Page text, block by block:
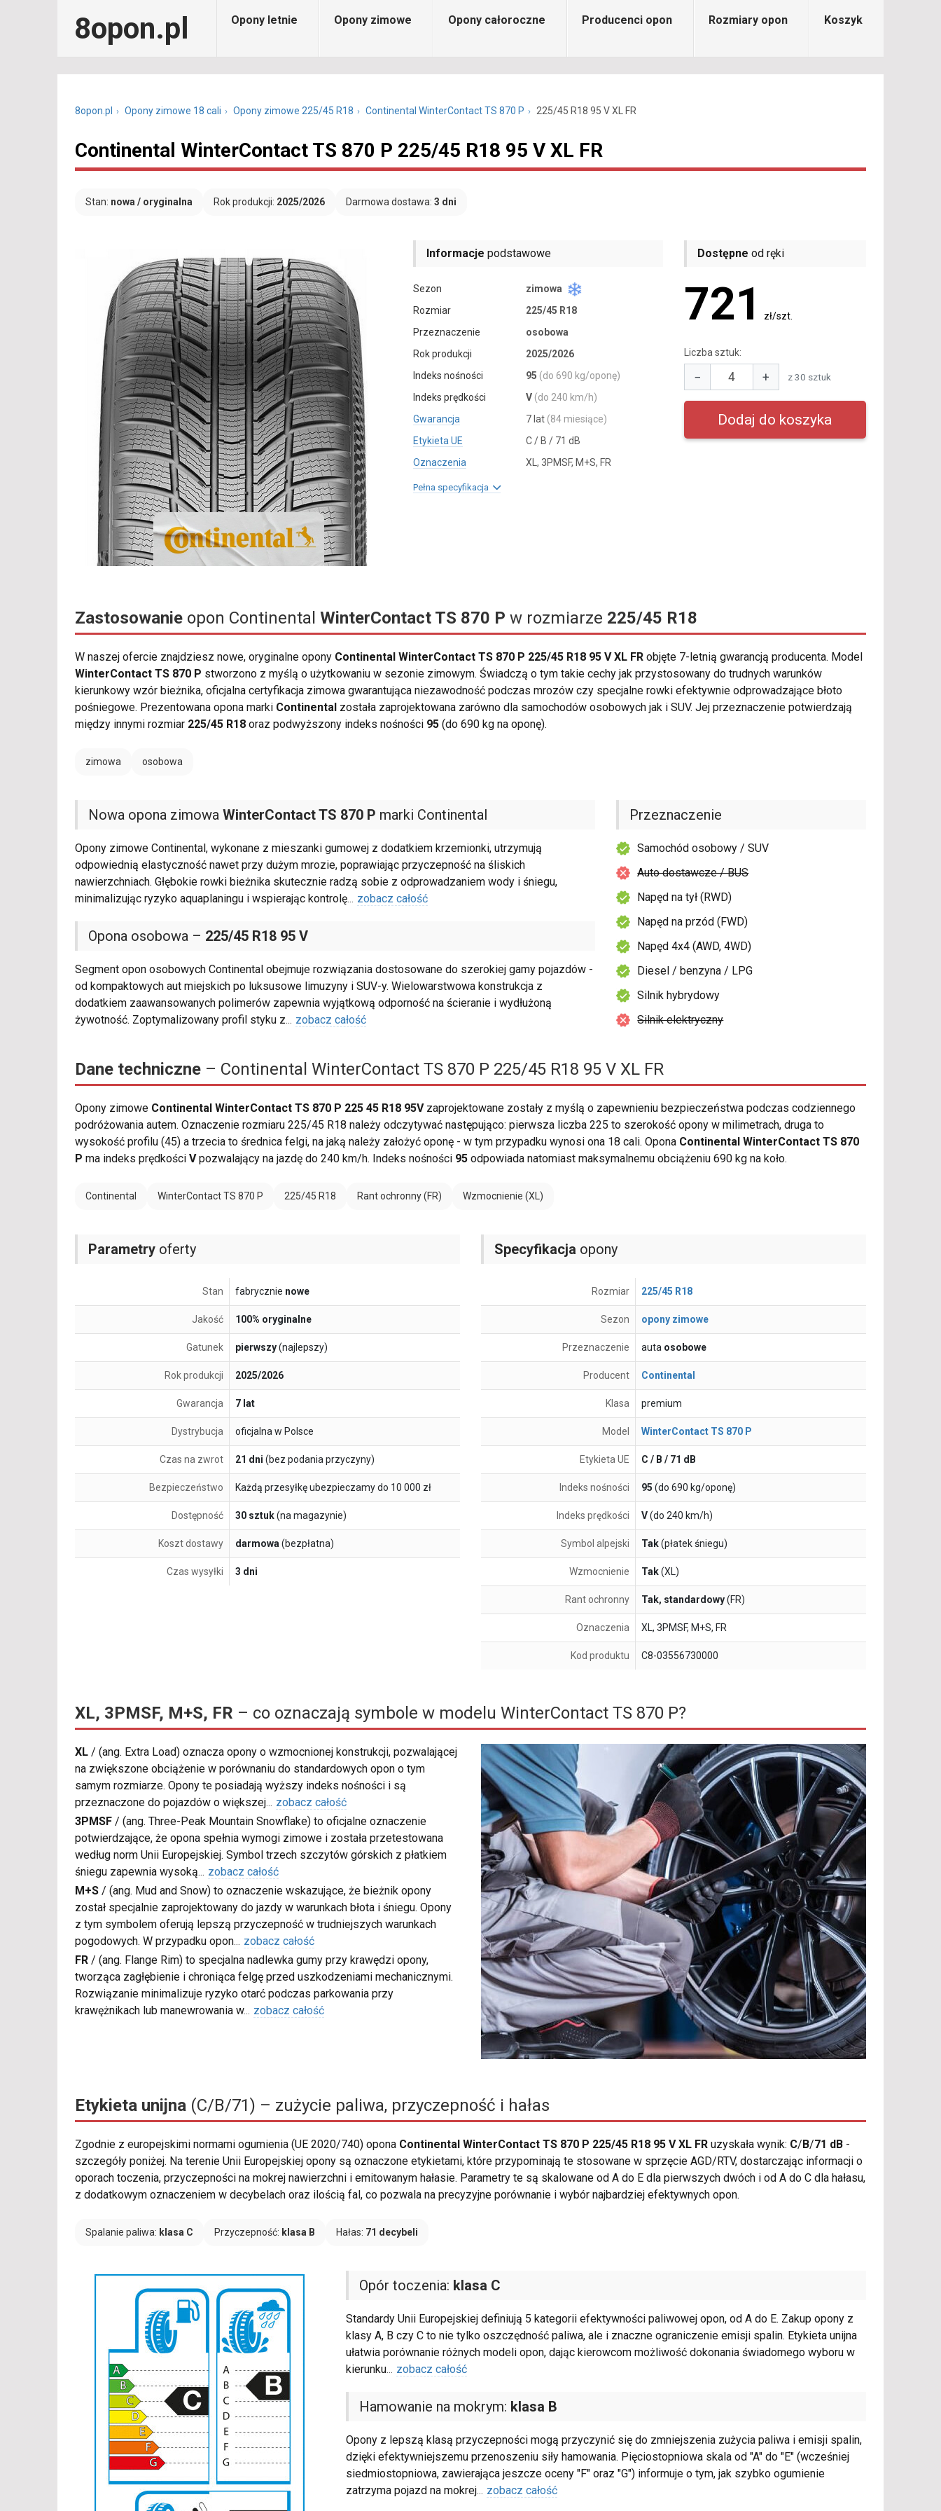
8opon.pl Opony letnie Opony zimowe Opony całoroczne Producenci opon Rozmiary opon Koszyk
8opon.pl Opony zimowe 18 cali Opony zimowe 225/45 R18 Continental WinterContact TS 870 P 225/45 R18 95 V XL FR
Continental WinterContact TS 870 P 225/45 R18 95 V XL FR
Stan: nowa / oryginalna Rok produkcji: 2025/2026 Darmowa dostawa: 3 dni
Informacje podstawowe
Sezon
zimowa
Rozmiar
225/45 R18
Przeznaczenie
osobowa
Rok produkcji
2025/2026
Indeks nośności
95 (do 690 kg/oponę)
Indeks prędkości
V (do 240 km/h)
Gwarancja
7 lat (84 miesiące)
Etykieta UE
C / B / 71 dB
Oznaczenia
XL, 3PMSF, M+S, FR
Pełna specyfikacja
Dostępne od ręki
721 zł/szt.
Liczba sztuk:
− + z 30 sztuk
Zastosowanie opon Continental WinterContact TS 870 P w rozmiarze 225/45 R18
W naszej ofercie znajdziesz nowe, oryginalne opony Continental WinterContact TS 870 P 225/45 R18 95 V XL FR objęte 7-letnią gwarancją producenta. Model
WinterContact TS 870 P stworzono z myślą o użytkowaniu w sezonie zimowym. Świadczą o tym takie cechy jak przystosowany do trudnych warunków
kierunkowy wzór bieżnika, oficjalna certyfikacja zimowa gwarantująca niezawodność podczas mrozów czy specjalne rowki efektywnie odprowadzające błoto
pośniegowe. Prezentowana opona marki Continental została zaprojektowana zarówno dla samochodów osobowych jak i SUV. Jej przeznaczenie potwierdzają
między innymi rozmiar 225/45 R18 oraz podwyższony indeks nośności 95 (do 690 kg na oponę).
zimowa osobowa
Nowa opona zimowa WinterContact TS 870 P marki Continental
Opony zimowe Continental, wykonane z mieszanki gumowej z dodatkiem krzemionki, utrzymują
odpowiednią elastyczność nawet przy dużym mrozie, poprawiając przyczepność na śliskich
nawierzchniach. Głębokie rowki bieżnika skutecznie radzą sobie z odprowadzaniem wody i śniegu,
minimalizując ryzyko aquaplaningu i wspierając kontrolę... zobacz całość
Opona osobowa – 225/45 R18 95 V
Segment opon osobowych Continental obejmuje rozwiązania dostosowane do szerokiej gamy pojazdów -
od kompaktowych aut miejskich po luksusowe limuzyny i SUV-y. Wielowarstwowa konstrukcja z
dodatkiem zaawansowanych polimerów zapewnia wyjątkową odporność na ścieranie i wydłużoną
żywotność. Zoptymalizowany profil styku z... zobacz całość
Przeznaczenie
Samochód osobowy / SUV
Auto dostawcze / BUS
Napęd na tył (RWD)
Napęd na przód (FWD)
Napęd 4x4 (AWD, 4WD)
Diesel / benzyna / LPG
Silnik hybrydowy
Silnik elektryczny
Dane techniczne – Continental WinterContact TS 870 P 225/45 R18 95 V XL FR
Opony zimowe Continental WinterContact TS 870 P 225 45 R18 95Vzaprojektowane zostały z myślą o zapewnieniu bezpieczeństwa podczas codziennego
podróżowania autem. Oznaczenie rozmiaru 225/45 R18 należy odczytywać następująco: pierwsza liczba 225 to szerokość opony w milimetrach, druga to
wysokość profilu (45) a trzecia to średnica felgi, na jaką należy założyć oponę - w tym przypadku wynosi ona 18 cali. Opona Continental WinterContact TS 870
P ma indeks prędkości Vpozwalający na jazdę do 240 km/h. Indeks nośności 95 odpowiada natomiast maksymalnemu obciążeniu 690 kg na koło.
Continental WinterContact TS 870 P 225/45 R18 Rant ochronny (FR) Wzmocnienie (XL)
Parametry oferty
Stan fabrycznie nowe
Jakość 100% oryginalne
Gatunek pierwszy(najlepszy)
Rok produkcji 2025/2026
Gwarancja 7 lat
Dystrybucja oficjalna w Polsce
Czas na zwrot 21 dni (bez podania przyczyny)
Bezpieczeństwo Każdą przesyłkę ubezpieczamy do 10 000 zł
Dostępność 30 sztuk(na magazynie)
Koszt dostawy darmowa(bezpłatna)
Czas wysyłki 3 dni
Specyfikacja opony
Rozmiar 225/45 R18
Sezon opony zimowe
Przeznaczenie auta osobowe
Producent Continental
Klasa premium
Model WinterContact TS 870 P
Etykieta UE C / B / 71 dB
Indeks nośności 95 (do 690 kg/oponę)
Indeks prędkości V(do 240 km/h)
Symbol alpejski Tak(płatek śniegu)
Wzmocnienie Tak(XL)
Rant ochronny Tak, standardowy(FR)
Oznaczenia XL, 3PMSF, M+S, FR
Kod produktu C8-03556730000
XL, 3PMSF, M+S, FR – co oznaczają symbole w modelu WinterContact TS 870 P?
XL / (ang. Extra Load) oznacza opony o wzmocnionej konstrukcji, pozwalającej
na zwiększone obciążenie w porównaniu do standardowych opon o tym
samym rozmiarze. Opony te posiadają wyższy indeks nośności i są
przeznaczone do pojazdów o większej... zobacz całość
3PMSF / (ang. Three-Peak Mountain Snowflake) to oficjalne oznaczenie
potwierdzające, że opona spełnia wymogi zimowe i została przetestowana
według norm Unii Europejskiej. Symbol trzech szczytów górskich z płatkiem
śniegu zapewnia wysoką... zobacz całość
M+S / (ang. Mud and Snow) to oznaczenie wskazujące, że bieżnik opony
został specjalnie zaprojektowany do jazdy w warunkach błota i śniegu. Opony
z tym symbolem oferują lepszą przyczepność w trudniejszych warunkach
pogodowych. W przypadku opon... zobacz całość
FR / (ang. Flange Rim) to specjalna nadlewka gumy przy krawędzi opony,
tworząca zagłębienie i chroniąca felgę przed uszkodzeniami mechanicznymi.
Rozwiązanie minimalizuje ryzyko otarć podczas parkowania przy
krawężnikach lub manewrowania w... zobacz całość
Etykieta unijna (C/B/71) – zużycie paliwa, przyczepność i hałas
Zgodnie z europejskimi normami ogumienia (UE 2020/740) opona Continental WinterContact TS 870 P 225/45 R18 95 V XL FR uzyskała wynik: C/ B/71 dB -
szczegóły poniżej. Na terenie Unii Europejskiej opony są oznaczone etykietami, które przypominają te stosowane w sprzęcie AGD/RTV, dostarczając informacji o
oporach toczenia, przyczepności na mokrej nawierzchni i emitowanym hałasie. Parametry te są skalowane od A do E dla pierwszych dwóch i od A do C dla hałasu,
z dodatkowym oznaczeniem w decybelach oraz ilością fal, co pozwala na precyzyjne porównanie i wybór najbardziej efektywnych opon.
Spalanie paliwa: klasa C Przyczepność: klasa B Hałas: 71 decybeli
Opór toczenia: klasa C
Standardy Unii Europejskiej definiują 5 kategorii efektywności paliwowej opon, od A do E. Zakup opony z
klasy A, B czy C to nie tylko oszczędność paliwa, ale i znaczne ograniczenie emisji spalin. Etykieta unijna
ułatwia porównanie różnych modeli opon, dając kierowcom możliwość dokonania świadomego wyboru w
kierunku... zobacz całość
Hamowanie na mokrym: klasa B
Opony z lepszą klasą przyczepności mogą przyczynić się do zmniejszenia zużycia paliwa i emisji spalin,
dzięki efektywniejszemu przenoszeniu siły hamowania. Pięciostopniowa skala od "A" do "E" (wcześniej
siedmiostopniowa, zawierająca jeszcze oceny "F" oraz "G") informuje o tym, jak szybko ogumienie
zatrzyma pojazd na mokrej... zobacz całość